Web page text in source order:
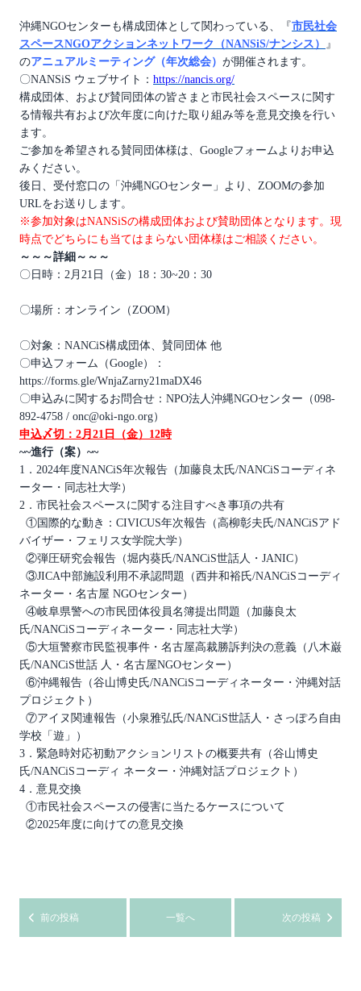
沖縄NGOセンターも構成団体として関わっている、『市民社会
スペースNGOアクションネットワーク（NANSiS/ナンシス）
』
のアニュアルミーティング（年次総会） が開催されます。
〇NANSiS ウェブサイト： https://nancis.org/
構成団体、および賛同団体の皆さまと市民社会スペースに関す
る情報共有および次年度に向けた取り組み等を意見交換を行い
ます。
ご参加を希望される賛同団体様は、Googleフォームよりお申込
みください。
後日、受付窓口の「沖縄NGOセンター」より、ZOOMの参加
URLをお送りします。
※参加対象はNANSiSの構成団体および賛助団体となります。現
時点でどちらにも当てはまらない団体様はご相談ください。
～～～詳細～～～
〇日時：2月21日（金）18：30~20：30
〇場所：オンライン（ZOOM）
〇対象：NANCiS構成団体、賛同団体 他
〇申込フォーム（Google）：
https://forms.gle/WnjaZarny21maDX46
〇申込みに関するお問合せ：NPO法人沖縄NGOセンター（098-
892-4758 / onc@oki-ngo.org）
申込〆切：2月21日（金）12時
~~進行（案）~~
1．2024年度NANCiS年次報告（加藤良太氏/NANCiSコーディネ
ーター・同志社大学）
2．市民社会スペースに関する注目すべき事項の共有
①国際的な動き：CIVICUS年次報告（高柳彰夫氏/NANCiSアド
バイザー・フェリス女学院大学）
②弾圧研究会報告（堀内葵氏/NANCiS世話人・JANIC）
③JICA中部施設利用不承認問題（西井和裕氏/NANCiSコーディ
ネーター・名古屋 NGOセンター）
④岐阜県警への市民団体役員名簿提出問題（加藤良太
氏/NANCiSコーディネーター・同志社大学）
⑤大垣警察市民監視事件・名古屋高裁勝訴判決の意義（八木巌
氏/NANCiS世話 人・名古屋NGOセンター）
⑥沖縄報告（谷山博史氏/NANCiSコーディネーター・沖縄対話
プロジェクト）
⑦アイヌ関連報告（小泉雅弘氏/NANCiS世話人・さっぽろ自由
学校「遊」）
3．緊急時対応初動アクションリストの概要共有（谷山博史
氏/NANCiSコーディ ネーター・沖縄対話プロジェクト）
4．意見交換
①市民社会スペースの侵害に当たるケースについて
②2025年度に向けての意見交換
前の投稿 一覧へ 次の投稿